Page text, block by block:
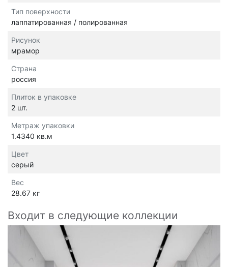
Тип поверхности
лаппатированная / полированная
Рисунок
мрамор
Страна
россия
Плиток в упаковке
2 шт.
Метраж упаковки
1.4340 кв.м
Цвет
серый
Вес
28.67 кг
Входит в следующие коллекции